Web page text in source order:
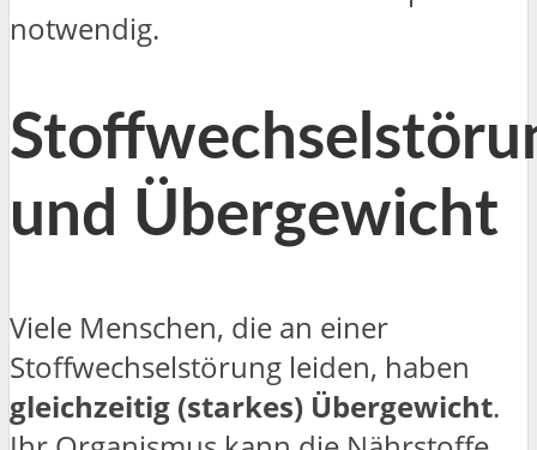
notwendig.
und Übergewicht
Viele Menschen, die an einer
Stoffwechselstörung leiden, haben
gleichzeitig (starkes) Übergewicht.